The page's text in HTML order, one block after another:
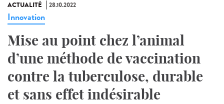
ACTUALITÉ 28.10.2022
Innovation
Mise au point chez l’animal
d’une méthode de vaccination
contre la tuberculose, durable
et sans effet indésirable